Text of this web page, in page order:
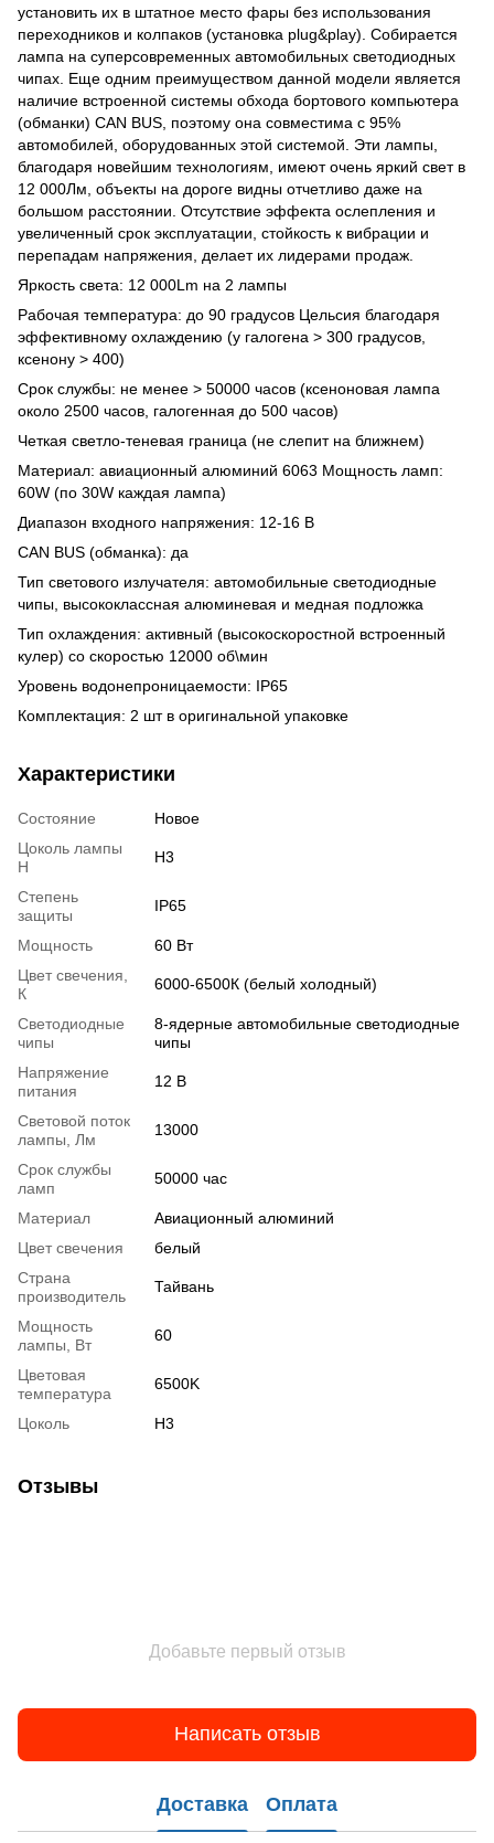
установить их в штатное место фары без использования
переходников и колпаков (установка plug&play). Собирается
лампа на суперсовременных автомобильных светодиодных
чипах. Еще одним преимуществом данной модели является
наличие встроенной системы обхода бортового компьютера
(обманки) CAN BUS, поэтому она совместима с 95%
автомобилей, оборудованных этой системой. Эти лампы,
благодаря новейшим технологиям, имеют очень яркий свет в
12 000Лм, объекты на дороге видны отчетливо даже на
большом расстоянии. Отсутствие эффекта ослепления и
увеличенный срок эксплуатации, стойкость к вибрации и
перепадам напряжения, делает их лидерами продаж.
Яркость света: 12 000Lm на 2 лампы
Рабочая температура: до 90 градусов Цельсия благодаря
эффективному охлаждению (у галогена > 300 градусов,
ксенону > 400)
Срок службы: не менее > 50000 часов (ксеноновая лампа
около 2500 часов, галогенная до 500 часов)
Четкая светло-теневая граница (не слепит на ближнем)
Материал: авиационный алюминий 6063 Мощность ламп:
60W (по 30W каждая лампа)
Диапазон входного напряжения: 12-16 В
CAN BUS (обманка): да
Тип светового излучателя: автомобильные светодиодные
чипы, высококлассная алюминевая и медная подложка
Тип охлаждения: активный (высокоскоростной встроенный
кулер) со скоростью 12000 об\мин
Уровень водонепроницаемости: IP65
Комплектация: 2 шт в оригинальной упаковке
Характеристики
Состояние
Новое
Цоколь лампы
H
H3
Степень
защиты
IP65
Мощность
60 Вт
Цвет свечения,
К
6000-6500К (белый холодный)
Светодиодные
чипы
8-ядерные автомобильные светодиодные
чипы
Напряжение
питания
12 В
Световой поток
лампы, Лм
13000
Срок службы
ламп
50000 час
Материал
Авиационный алюминий
Цвет свечения
белый
Страна
производитель
Тайвань
Мощность
лампы, Вт
60
Цветовая
температура
6500K
Цоколь H3
Отзывы
Добавьте первый отзыв
Написать отзыв
Доставка Оплата